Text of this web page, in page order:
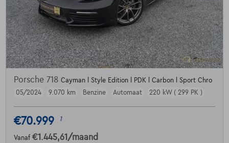
Porsche 718 Cayman l Style Edition l PDK l Carbon l Sport Chro
05/2024
9.070 km Benzine Automaat 220 kW ( 299 PK )
€70.999 1
Vanaf €1.445,61 /maand